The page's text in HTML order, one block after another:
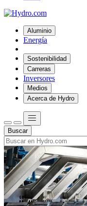
Aluminio
Energía
Sostenibilidad
Carreras
Inversores
Medios
Acerca de Hydro
Buscar